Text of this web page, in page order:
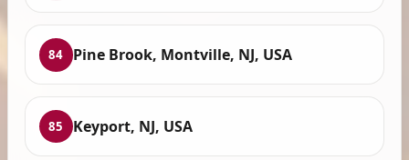
84 Pine Brook, Montville, NJ, USA
85 Keyport, NJ, USA